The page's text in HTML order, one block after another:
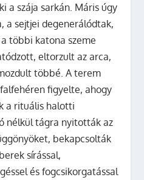
a szája sarkán. Máris úgy
a sejtjei degenerálódtak,
többi katona szeme
eltorzult az arca,
többé. A terem
figyelte, ahogy
a rituális halotti
nélkül tágra nyitották az
bekapcsolták
sírással,
és fogcsikorgatással